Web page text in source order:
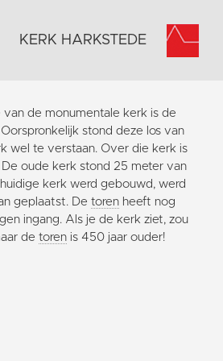
KERK HARKSTEDE
de monumentale kerk is de
stond deze los van
wel te verstaan. Over die kerk is
oude kerk stond 25 meter van
kerk werd gebouwd, werd
geplaatst. De toren heeft nog
ingang. Als je de kerk ziet, zou
de toren is 450 jaar ouder!